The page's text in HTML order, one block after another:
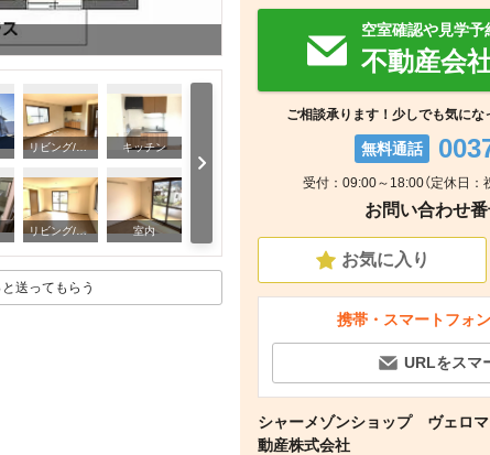
リビング/ダイニング キッチン
リビング/ダイニング 室内
室
送ってもらう
空室確認や見学予
不動産会
ご相談承ります！少しでも気にな
無料通話
受付：09:00～18:00（定休日
お問い合わせ
お気に入り
携帯・スマートフォ
URLをスマ
シャーメゾンショップ ヴェロ
動産株式会社